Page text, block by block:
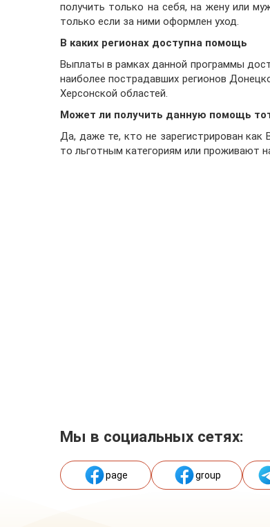
получить только на себя, на жену или
только если за ними оформлен уход.
В каких регионах доступна помощь
Выплаты в рамках данной программы
наиболее пострадавших регионов
Херсонской областей.
Может ли получить данную помощь
Да, даже те, кто не зарегистрирован
то льготным категориям или проживают
Мы в социальных сетях:
page group